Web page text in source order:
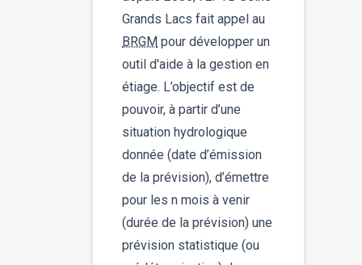
Grands Lacs fait appel au
BRGM pour développer un
outil d'aide à la gestion en
étiage. L’objectif est de
pouvoir, à partir d’une
situation hydrologique
donnée (date d’émission
de la prévision), d’émettre
pour les n mois à venir
(durée de la prévision) une
prévision statistique (ou